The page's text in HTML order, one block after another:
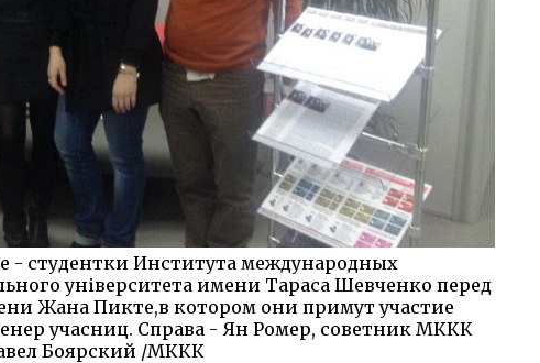
- студентки Института международных
університета имени Тараса Шевченко перед
Жана Пикте,в котором они примут участие
учасниц. Справа - Ян Ромер, советник МККК
Боярский /МККК